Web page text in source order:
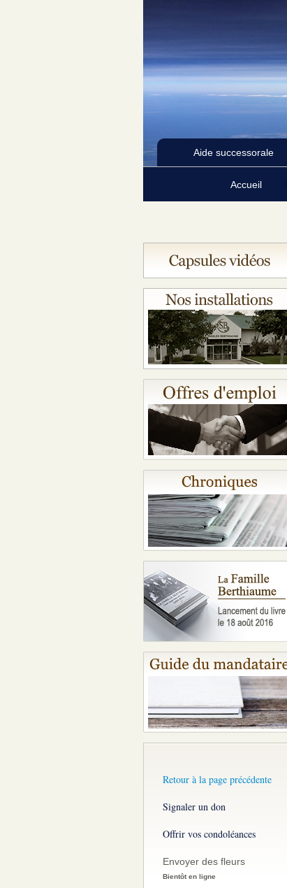
Aide successorale
Accueil
Retour à la page précédente
Signaler un don
Offrir vos condoléances
Envoyer des fleurs
Bientôt en ligne